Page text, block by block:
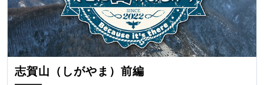
志賀山（しがやま）前編